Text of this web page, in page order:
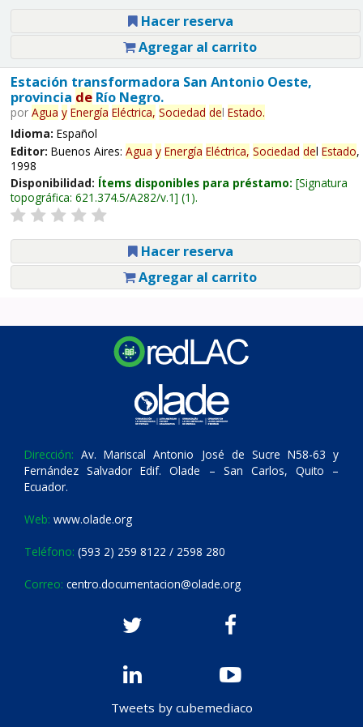
Hacer reserva
Agregar al carrito
Estación transformadora San Antonio Oeste,
provincia deRío Negro.
por Agua y Energía Eléctrica, Sociedad del Estado.
Idioma: Español
Editor: Buenos Aires: Agua y Energía Eléctrica, Sociedad del Estado,
1998
Disponibilidad: Ítems disponibles para préstamo: Signatura
topográfica: 621.374.5/A282/v.1 (1).
Hacer reserva
Agregar al carrito
Dirección: Av. Mariscal Antonio José de Sucre N58-63 y
Fernández Salvador Edif. Olade – San Carlos, Quito –
Ecuador.
Web: www.olade.org
Teléfono: (593 2) 259 8122 / 2598 280
Correo: centro.documentacion@olade.org
Tweets by cubemediaco